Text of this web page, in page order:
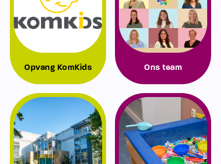
Opvang KomKids Ons team